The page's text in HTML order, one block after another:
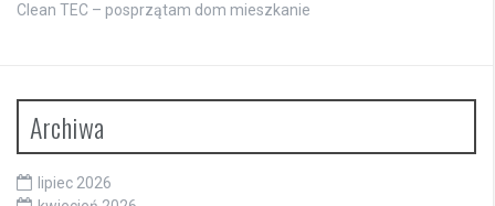
Clean TEC – posprzątam dom mieszkanie
Archiwa
lipiec 2026